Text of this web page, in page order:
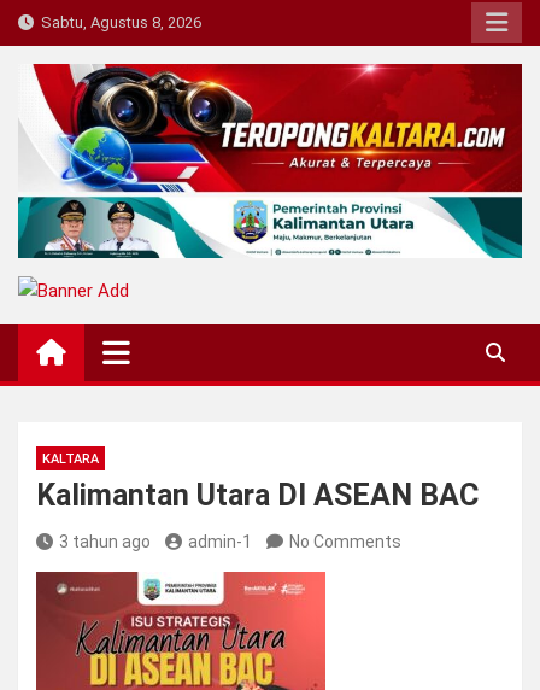
Skip
to
content
Sabtu, Agustus 8, 2026
Teropong Kaltara
Beranda Informasi Kalimantan Utara
KALTARA
Kalimantan Utara DI ASEAN BAC
3 tahun ago admin-1 No Comments